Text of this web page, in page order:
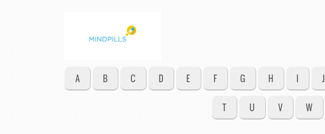
A B C D E F G H I J
T U V W